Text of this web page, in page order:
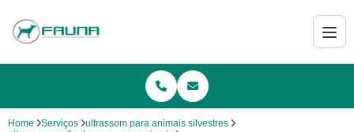
Home Serviços
ultrassom para animais silvestres